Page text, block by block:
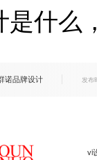
行业品牌策划
文旅品牌策划
画册设
UI&UX
网站技术
网站运维
是什么
诺品牌设计 发布
vi